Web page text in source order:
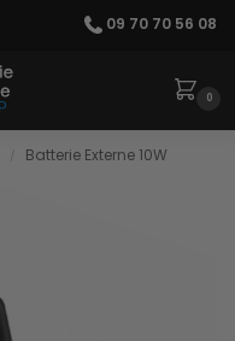
09 70 70 56 08
0
Batterie Externe 10W